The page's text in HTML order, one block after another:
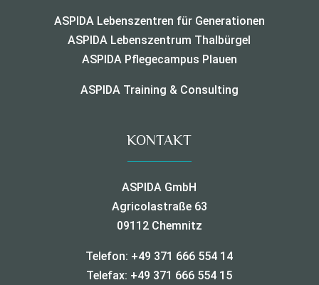
ASPIDA Lebenszentren für Generationen
ASPIDA Lebenszentrum Thalbürgel
ASPIDA Pflegecampus Plauen
ASPIDA Training & Consulting
KONTAKT
ASPIDA GmbH
Agricolastraße 63
09112 Chemnitz
Telefon: +49 371 666 554 14
Telefax: +49 371 666 554 15